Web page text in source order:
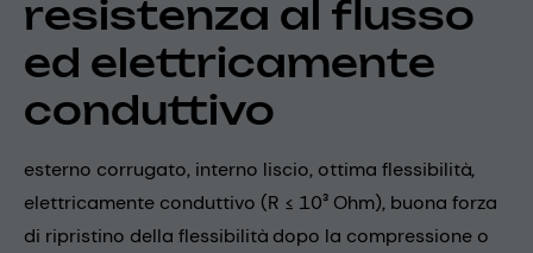
resistenza al flusso
ed elettricamente
conduttivo
esterno corrugato, interno liscio, ottima flessibilità,
elettricamente conduttivo (R ≤ 10³ Ohm), buona forza
di ripristino della flessibilità dopo la compressione o